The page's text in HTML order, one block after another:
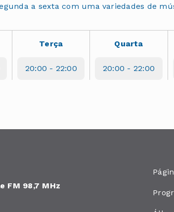
a sexta com uma variedades de
Terça
20:00 - 22:00
Quarta
20:00 - 22:00
FM 98,7 MHz